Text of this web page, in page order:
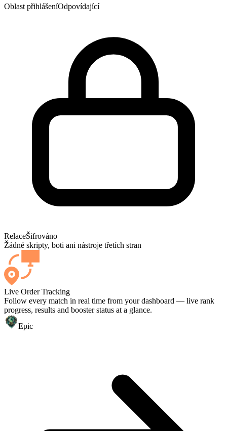
Oblast přihlášeníOdpovídající
RelaceŠifrováno
Žádné skripty, boti ani nástroje třetích stran
Live Order Tracking
Follow every match in real time from your dashboard — live rank
progress, results and booster status at a glance.
Epic